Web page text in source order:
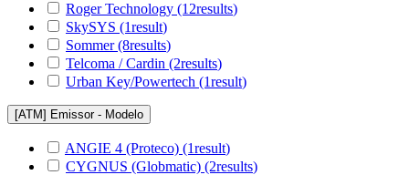
Roger Technology (12results)
SkySYS (1result)
Sommer(8results)
Telcoma / Cardin (2results)
Urban Key/Powertech (1result)
[ATM] Emissor - Modelo
ANGIE 4 (Proteco) (1result)
CYGNUS (Globmatic) (2results)